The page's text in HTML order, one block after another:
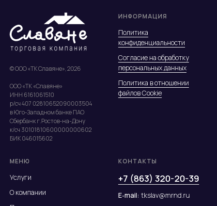
© ООО «ТК Славяне», 2026
ООО «ТК «Славяне»
ИНН 6161061510
р/сч 407 02810652090003504
в Юго-Западном банке ПАО
Сбербанк г.Ростов-на-Дону
к/сч 30101810600000000602
БИК 046015602
ИНФОРМАЦИЯ
Политика
конфиденциальности
Согласие на обработку
персональных данных
Политика в отношении
файлов Cookie
МЕНЮ
Услуги
О компании
КОНТАКТЫ
+7 (863) 320-20-39
E‑mail: tkslav@mrnd.ru